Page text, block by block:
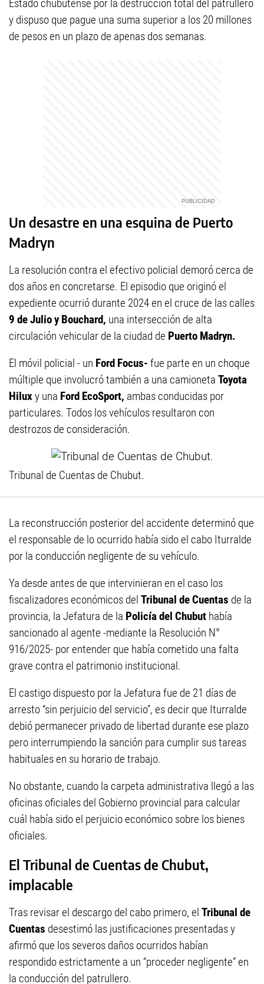
Estado chubutense por la destrucción total del patrullero
y dispuso que pague una suma superior a los 20 millones
de pesos en un plazo de apenas dos semanas.
Un desastre en una esquina de Puerto
Madryn
La resolución contra el efectivo policial demoró cerca de
dos años en concretarse. El episodio que originó el
expediente ocurrió durante 2024 en el cruce de las calles
9 de Julio y Bouchard, una intersección de alta
circulación vehicular de la ciudad de Puerto Madryn.
El móvil policial - un Ford Focus- fue parte en un choque
múltiple que involucró también a una camioneta Toyota
Hiluxy una Ford EcoSport, ambas conducidas por
particulares. Todos los vehículos resultaron con
destrozos de consideración.
Tribunal de Cuentas de Chubut.
La reconstrucción posterior del accidente determinó que
el responsable de lo ocurrido había sido el cabo Iturralde
por la conducción negligente de su vehículo.
Ya desde antes de que intervinieran en el caso los
fiscalizadores económicos del Tribunal de Cuentas de la
provincia, la Jefatura de la Policía del Chubut había
sancionado al agente -mediante la Resolución N°
916/2025- por entender que había cometido una falta
grave contra el patrimonio institucional.
El castigo dispuesto por la Jefatura fue de 21 días de
arresto “sin perjuicio del servicio”, es decir que Iturralde
debió permanecer privado de libertad durante ese plazo
pero interrumpiendo la sanción para cumplir sus tareas
habituales en su horario de trabajo.
No obstante, cuando la carpeta administrativa llegó a las
oficinas oficiales del Gobierno provincial para calcular
cuál había sido el perjuicio económico sobre los bienes
oficiales.
El Tribunal de Cuentas de Chubut,
implacable
Tras revisar el descargo del cabo primero, el Tribunal de
Cuentas desestimó las justificaciones presentadas y
afirmó que los severos daños ocurridos habían
respondido estrictamente a un “proceder negligente” en
la conducción del patrullero.